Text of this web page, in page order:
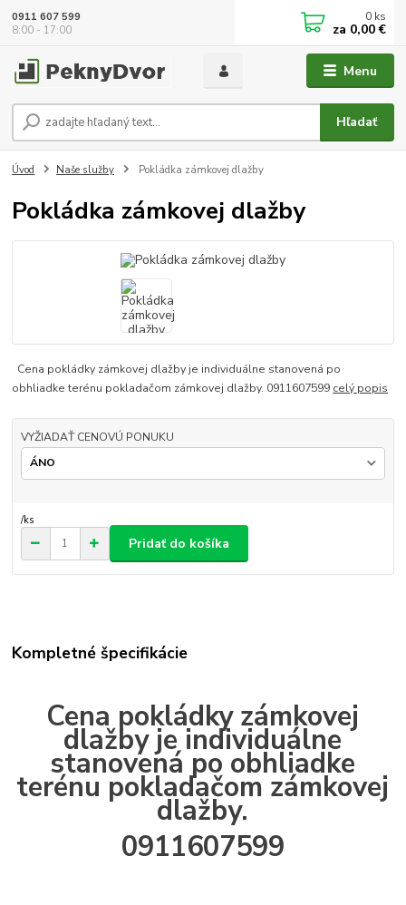
Menu
Hľadať
0911 607 599
8:00 - 17:00
0 ks
za 0,00 €
Úvod Naše služby Pokládka zámkovej dlažby
Pokládka zámkovej dlažby
Cena pokládky zámkovej dlažby je individuálne stanovená po
obhliadke terénu pokladačom zámkovej dlažby. 0911607599 celý popis
VYŽIADAŤ CENOVÚ PONUKU
/ks
Pridať do košíka
Kompletné špecifikácie
Cena pokládky zámkovej
dlažby je individuálne
stanovená po obhliadke
terénu pokladačom zámkovej
dlažby.
0911607599